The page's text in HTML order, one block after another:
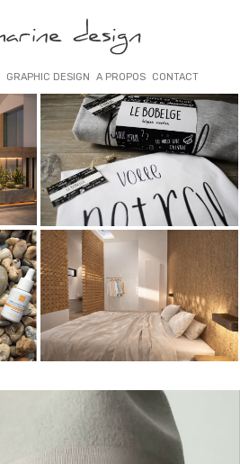
GRAPHIC DESIGN A PROPOS CONTACT